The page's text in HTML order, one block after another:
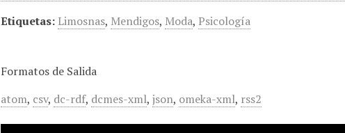
Etiquetas: Limosnas, Mendigos, Moda, Psicología
Formatos de Salida
atom, csv, dc-rdf, dcmes-xml,json, omeka-xml, rss2